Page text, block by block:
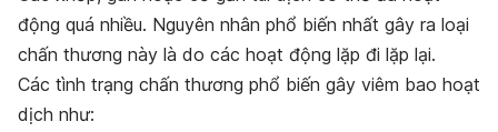
động quá nhiều. Nguyên nhân phổ biến nhất gây ra loại
chấn thương này là do các hoạt động lặp đi lặp lại.
Các tình trạng chấn thương phổ biến gây viêm bao hoạt
dịch như: